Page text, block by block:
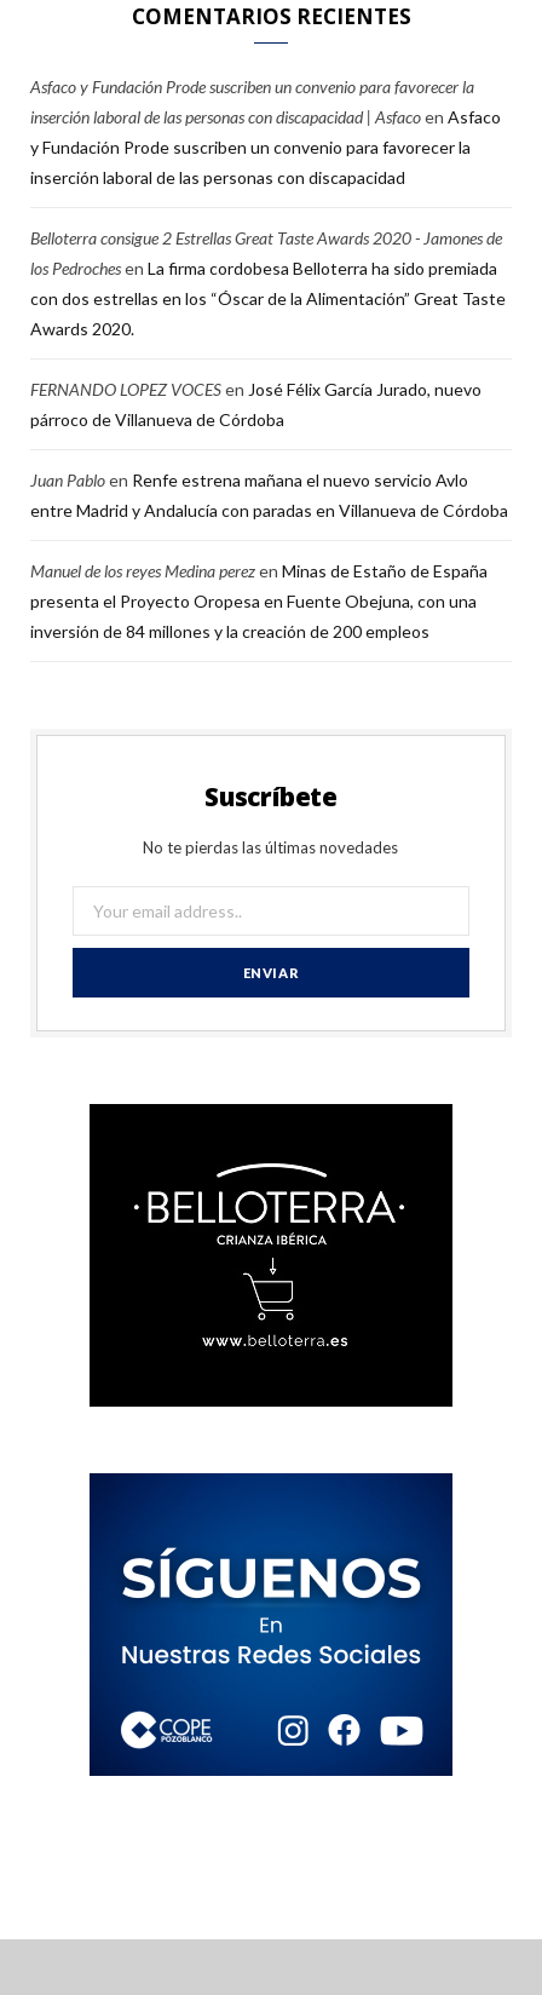
COMENTARIOS RECIENTES
Asfaco y Fundación Prode suscriben un convenio para favorecer la
inserción laboral de las personas con discapacidad | Asfacoen Asfaco
y Fundación Prode suscriben un convenio para favorecer la
inserción laboral de las personas con discapacidad
Belloterra consigue 2 Estrellas Great Taste Awards 2020 - Jamones de
los Pedrochesen La firma cordobesa Belloterra ha sido premiada
con dos estrellas en los “Óscar de la Alimentación” Great Taste
Awards 2020.
FERNANDO LOPEZ VOCESen José Félix García Jurado, nuevo
párroco de Villanueva de Córdoba
Juan Pabloen Renfe estrena mañana el nuevo servicio Avlo
entre Madrid y Andalucía con paradas en Villanueva de Córdoba
Manuel de los reyes Medina perezen Minas de Estaño de España
presenta el Proyecto Oropesa en Fuente Obejuna, con una
inversión de 84 millones y la creación de 200 empleos
Suscríbete
No te pierdas las últimas novedades